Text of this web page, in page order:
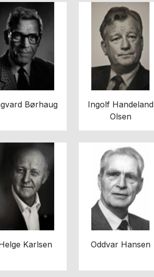
Børhaug
Ingolf Handeland
Olsen
Karlsen Oddvar Hansen